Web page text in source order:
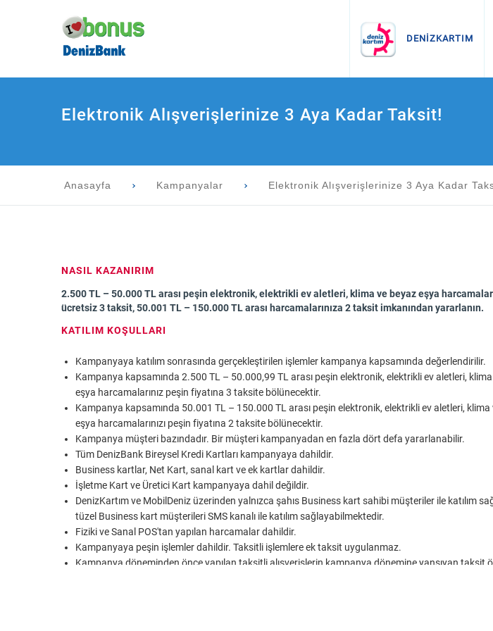
DENİZKARTIM
Elektronik Alışverişlerinize 3 Aya Kadar Taksit!
Anasayfa Kampanyalar Elektronik Alışverişlerinize 3 Aya Kadar
NASIL KAZANIRIM
2.500 TL – 50.000 TL arası peşin elektronik, elektrikli ev aletleri, klima ve beyaz eşya
ücretsiz 3 taksit, 50.001 TL – 150.000 TL arası harcamalarınıza 2 taksit imkanından yararlanın.
KATILIM KOŞULLARI
Kampanyaya katılım sonrasında gerçekleştirilen işlemler kampanya kapsamında değerlendirilir.
Kampanya kapsamında 2.500 TL – 50.000,99 TL arası peşin elektronik, elektrikli ev aletleri,
eşya harcamalarınız peşin fiyatına 3 taksite bölünecektir.
Kampanya kapsamında 50.001 TL – 150.000 TL arası peşin elektronik, elektrikli ev aletleri, klima
eşya harcamalarınızı peşin fiyatına 2 taksite bölünecektir.
Kampanya müşteri bazındadır. Bir müşteri kampanyadan en fazla dört defa yararlanabilir.
Tüm DenizBank Bireysel Kredi Kartları kampanyaya dahildir.
Business kartlar, Net Kart, sanal kart ve ek kartlar dahildir.
İşletme Kart ve Üretici Kart kampanyaya dahil değildir.
DenizKartım ve MobilDeniz üzerinden yalnızca şahıs Business kart sahibi müşteriler ile katılım
tüzel Business kart müşterileri SMS kanalı ile katılım sağlayabilmektedir.
Fiziki ve Sanal POS'tan yapılan harcamalar dahildir.
Kampanyaya peşin işlemler dahildir. Taksitli işlemlere ek taksit uygulanmaz.
Kampanya döneminden önce yapılan taksitli alışverişlerin kampanya dönemine yansıyan taksit